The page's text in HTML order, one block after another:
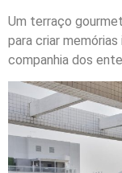
Um terraço
para criar
companhia dos